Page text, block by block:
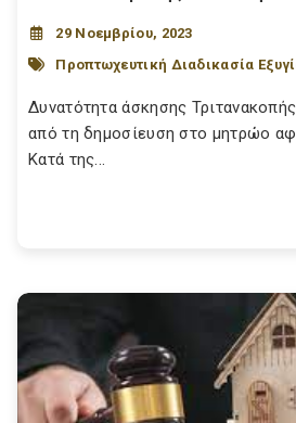
29 Νοεμβρίου, 2023
Προπτωχευτική Διαδικασία
Δυνατότητα άσκησης
από τη δημοσίευση στο μητρώο
Κατά της...